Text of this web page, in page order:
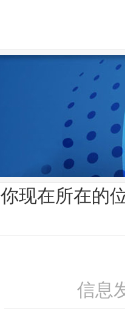
你现在所在的
信息